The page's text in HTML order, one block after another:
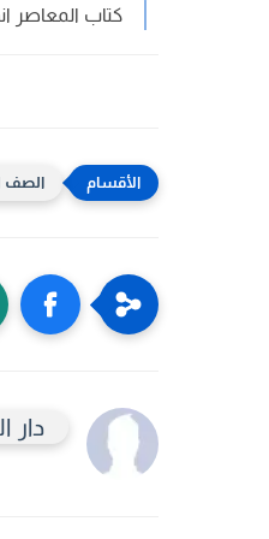
كتاب المعاصر
الصف
دار